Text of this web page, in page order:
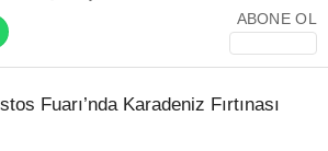
Facebook
ABONE OL
Fuarı’nda Karadeniz Fırtınası